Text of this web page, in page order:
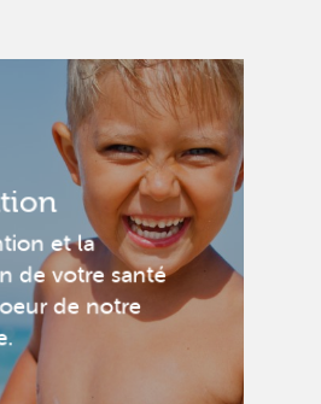
et la
de votre santé
de notre